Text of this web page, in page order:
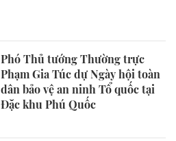
Phó Thủ tướng Thường trực
Phạm Gia Túc dự Ngày hội toàn
dân bảo vệ an ninh Tổ quốc tại
Đặc khu Phú Quốc